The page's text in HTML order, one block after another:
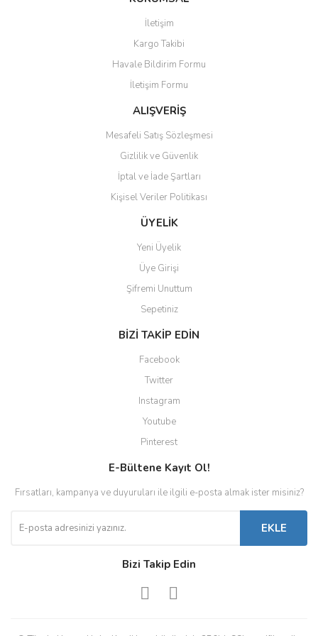
İletişim
Kargo Takibi
Havale Bildirim Formu
İletişim Formu
ALIŞVERİŞ
Mesafeli Satış Sözleşmesi
Gizlilik ve Güvenlik
İptal ve İade Şartları
Kişisel Veriler Politikası
ÜYELİK
Yeni Üyelik
Üye Girişi
Şifremi Unuttum
Sepetiniz
BİZİ TAKİP EDİN
Facebook
Twitter
Instagram
Youtube
Pinterest
E-Bültene Kayıt Ol!
Fırsatları, kampanya ve duyuruları ile ilgili e-posta almak ister misiniz?
EKLE
Bizi Takip Edin